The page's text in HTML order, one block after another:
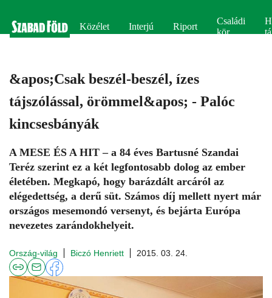
Közélet Interjú Riport
Családi
kör
&apos;Csak beszél-beszél, ízes
tájszólással, örömmel&apos; - Palóc
kincsesbányák
A MESE ÉS A HIT – a 84 éves Bartusné Szandai
Teréz szerint ez a két legfontosabb dolog az ember
életében. Megkapó, hogy barázdált arcáról az
elégedettség, a derű süt. Számos díj mellett nyert már
országos mesemondó versenyt, és bejárta Európa
nevezetes zarándokhelyeit.
Ország-világ Biczó Henriett 2015. 03. 24.